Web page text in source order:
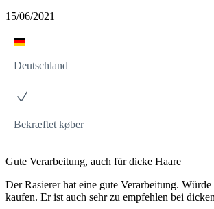
15/06/2021
Deutschland
Bekræftet køber
Gute Verarbeitung, auch für dicke Haare
Der Rasierer hat eine gute Verarbeitung.
kaufen. Er ist auch sehr zu empfehlen bei